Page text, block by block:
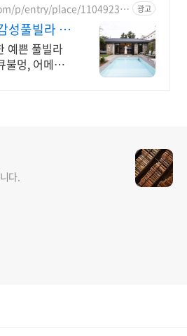
p/entry/place/11049232
광고
성풀빌라 대
가득
예쁜 풀빌라
불멍, 어메니
다.